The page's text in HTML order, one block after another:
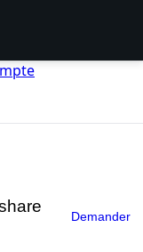
Demander